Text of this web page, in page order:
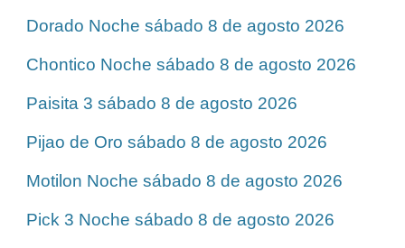
Dorado Noche sábado 8 de agosto 2026
Chontico Noche sábado 8 de agosto 2026
Paisita 3 sábado 8 de agosto 2026
Pijao de Oro sábado 8 de agosto 2026
Motilon Noche sábado 8 de agosto 2026
Pick 3 Noche sábado 8 de agosto 2026